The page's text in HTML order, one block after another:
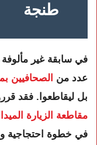
طنجة
في سابقة غير
عدد من الصحافيين
بل ليقاطعوا. فقد قرروا، صباح
مقاطعة الزيارة
في خطوة احتجاجية